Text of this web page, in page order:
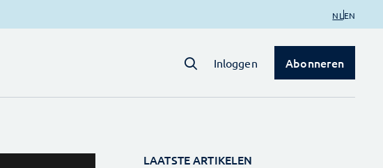
NL EN
Inloggen Abonneren
LAATSTE ARTIKELEN